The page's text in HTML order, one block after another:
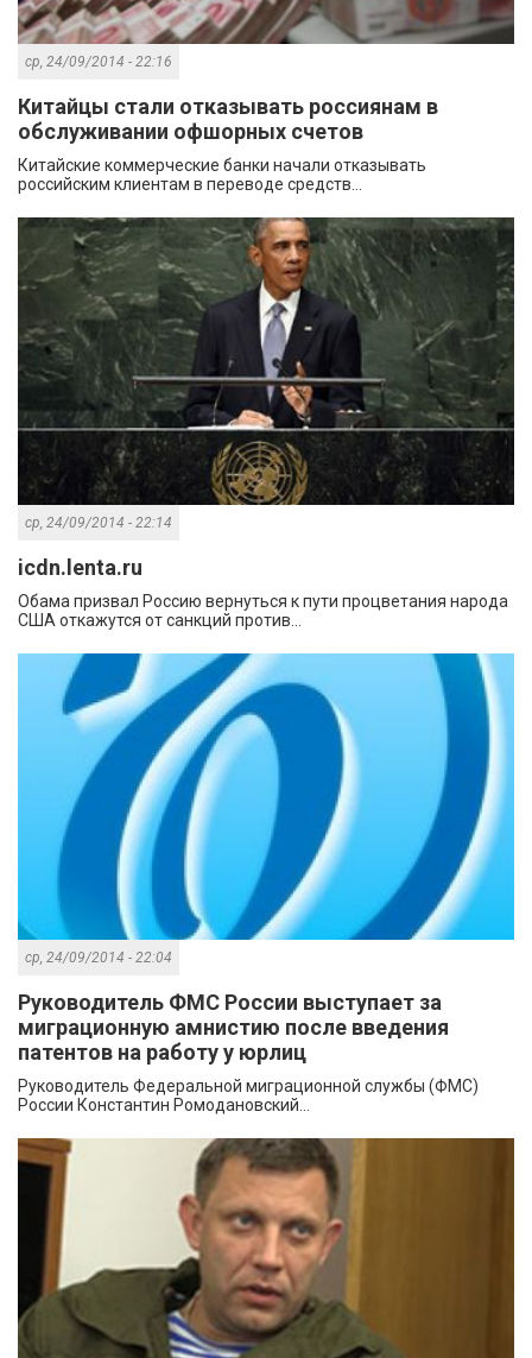
ср, 24/09/2014 - 22:16
Китайцы стали отказывать россиянам в
обслуживании офшорных счетов
Китайские коммерческие банки начали отказывать
российским клиентам в переводе средств...
ср, 24/09/2014 - 22:14
icdn.lenta.ru
Обама призвал Россию вернуться к пути процветания народа
США откажутся от санкций против...
ср, 24/09/2014 - 22:04
Руководитель ФМС России выступает за
миграционную амнистию после введения
патентов на работу у юрлиц
Руководитель Федеральной миграционной службы (ФМС)
России Константин Ромодановский...